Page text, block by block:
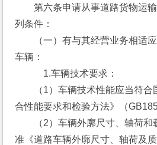
第六条申请从事道路货物运输
列条件：
（一）有与其经营业务相适应
车辆：
1.车辆技术要求：
（1）车辆技术性能应当符合
合性能要求和检验方法》（
（2）车辆外廓尺寸、轴荷和
准《道路车辆外廓尺寸、轴荷及